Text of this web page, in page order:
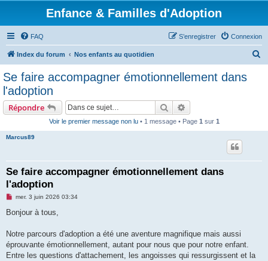
Enfance & Familles d'Adoption
FAQ Connexion
S’enregistrer
Index du forum Nos enfants au quotidien
Se faire accompagner émotionnellement dans
l'adoption
Répondre Rechercher
Voir le premier message non lu• 1 message • Page 1 sur 1
Marcus89
Se faire accompagner émotionnellement dans
l'adoption
M
s
g
n
o
mer. 3 juin 2026 03:34
Bonjour à tous,
Notre parcours d'adoption a été une aventure magnifique mais aussi
éprouvante émotionnellement, autant pour nous que pour notre enfant.
Entre les questions d'attachement, les angoisses qui ressurgissent et la